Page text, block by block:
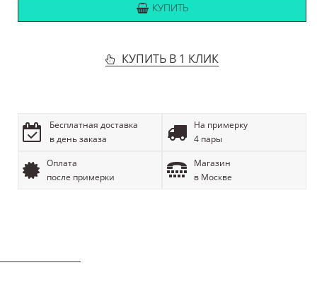
КУПИТЬ
КУПИТЬ В 1 КЛИК
Бесплатная доставка
в день заказа
На примерку
4 пары
Оплата
после примерки
Магазин
в Москве